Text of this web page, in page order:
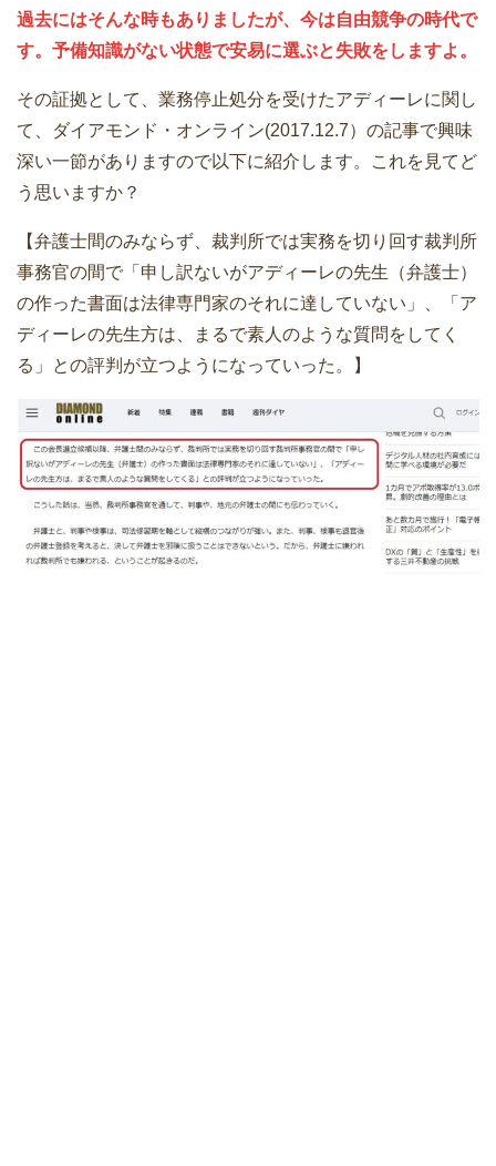
過去にはそんな時もありましたが、今は自由競争の時代で
す。予備知識がない状態で安易に選ぶと失敗をしますよ。
その証拠として、業務停止処分を受けたアディーレに関し
て、ダイアモンド・オンライン(2017.12.7）の記事で興味
深い一節がありますので以下に紹介します。これを見てど
う思いますか？
【弁護士間のみならず、裁判所では実務を切り回す裁判所
事務官の間で「申し訳ないがアディーレの先生（弁護士）
の作った書面は法律専門家のそれに達していない」、「ア
ディーレの先生方は、まるで素人のような質問をしてく
る」との評判が立つようになっていった。】